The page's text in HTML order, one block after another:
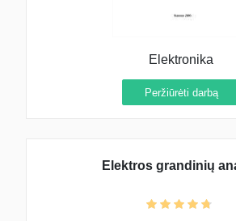
Elektronika
Peržiūrėti darbą
Elektros grandinių